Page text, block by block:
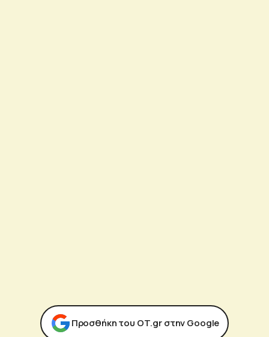
Προσθήκη του ΟΤ.gr στην Google